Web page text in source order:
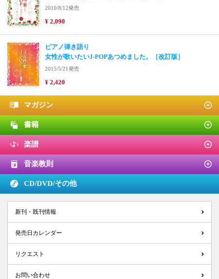
2010/8/12発売
¥ 2,090
ピアノ弾き語り
女性が歌いたいJ-POPあつめました。［改訂版］
2015/5/21発売
¥ 2,420
マガジン
書籍
楽譜
音楽教則
CD/DVD/その他
新刊・既刊情報
発売日カレンダー
リクエスト
お問い合わせ